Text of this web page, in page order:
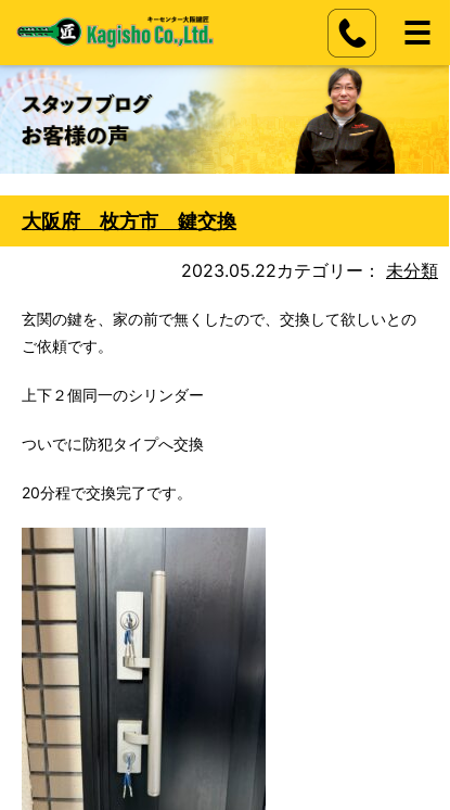
大阪府 枚方市 鍵交換
2023.05.22カテゴリー： 未分類
玄関の鍵を、家の前で無くしたので、交換して欲しいとの
ご依頼です。
上下２個同一のシリンダー
ついでに防犯タイプへ交換
20分程で交換完了です。